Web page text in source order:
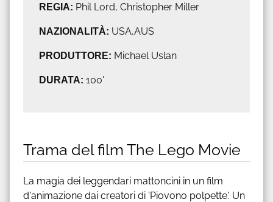
REGIA: Phil Lord, Christopher Miller
NAZIONALITÀ: USA,AUS
PRODUTTORE: Michael Uslan
DURATA: 100'
Trama del film The Lego Movie
La magia dei leggendari mattoncini in un film
d'animazione dai creatori di 'Piovono polpette'. Un